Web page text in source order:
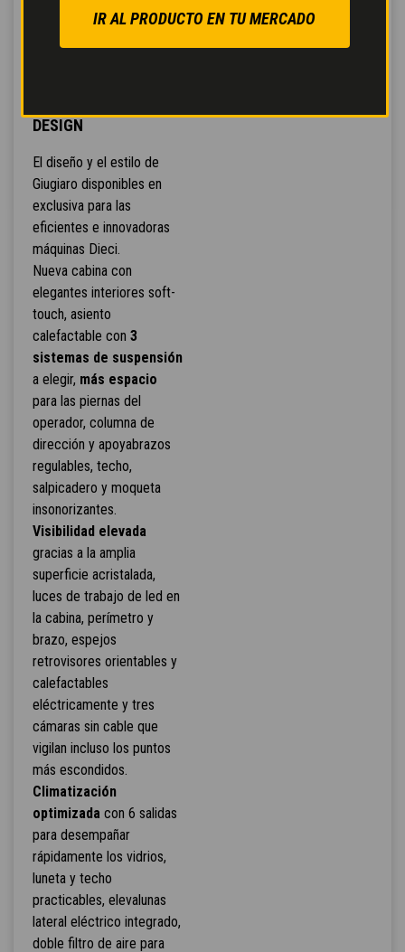
IR AL PRODUCTO EN TU MERCADO
DESIGN
El diseño y el estilo de
Giugiaro disponibles en
exclusiva para las
eficientes e innovadoras
máquinas Dieci.
Nueva cabina con
elegantes interiores soft-
touch, asiento
calefactable con 3
sistemas de suspensión
a elegir, más espacio
para las piernas del
operador, columna de
dirección y apoyabrazos
regulables, techo,
salpicadero y moqueta
insonorizantes.
Visibilidad elevada
gracias a la amplia
superficie acristalada,
luces de trabajo de led en
la cabina, perímetro y
brazo, espejos
retrovisores orientables y
calefactables
eléctricamente y tres
cámaras sin cable que
vigilan incluso los puntos
más escondidos.
Climatización
optimizada con 6 salidas
para desempañar
rápidamente los vidrios,
luneta y techo
practicables, elevalunas
lateral eléctrico integrado,
doble filtro de aire para